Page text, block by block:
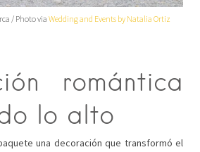
/ Photo via Wedding and Events by Natalia Ortiz
romántica
lo alto
una decoración que transformó el